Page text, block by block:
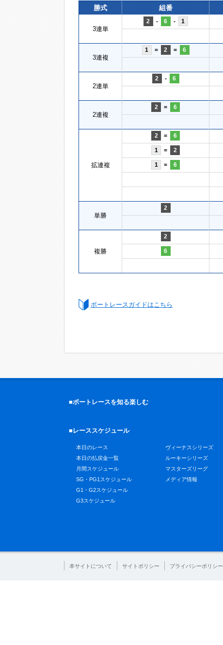
勝式 組番
3連単
2 - 6 - 1
3連複
1 = 2 = 6
2連単
2 - 6
2連複
2 = 6
拡連複
2 = 6
1 = 2
1 = 6
単勝
2
複勝
2
6
ボートレースガイドはこちら
■ボートレースを知る楽しむ
■レーススケジュール
本日のレース
本日の払戻金一覧
月間スケジュール
SG・PG1スケジュール
G1・G2スケジュール
G3スケジュール
ヴィーナスシリーズ
ルーキーシリーズ
マスターズリーグ
メディア情報
本サイトについて サイトポリシー プライバシーポリシー